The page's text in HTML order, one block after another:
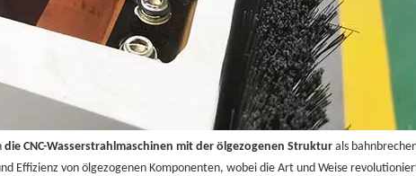
die CNC-Wasserstrahlmaschinen mit der ölgezogenen Struktur als
Effizienz von ölgezogenen Komponenten, wobei die Art und Weise